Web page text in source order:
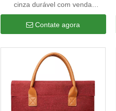
cinza durável com venda
imperdível bolsa para laptop fina
resistente a choques para
homens
Contate agora